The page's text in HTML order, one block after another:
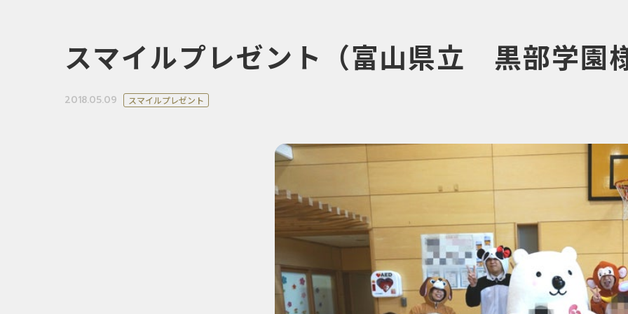
スマイルプレゼント（富山県立 黒部学園
2018.05.09 スマイルプレゼント